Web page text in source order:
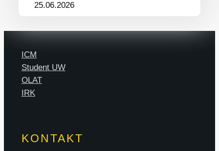
25.06.2026
ICM
Student UW
OLAT
IRK
KONTAKT